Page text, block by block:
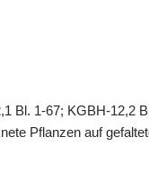
Bl. 1-67; KGBH-12,2
Pflanzen auf